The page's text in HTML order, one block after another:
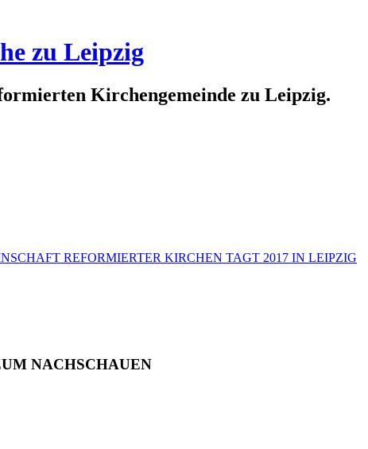
zu Leipzig
Kirchengemeinde zu Leipzig.
REFORMIERTER KIRCHEN TAGT 2017 IN LEIPZIG
NACHSCHAUEN